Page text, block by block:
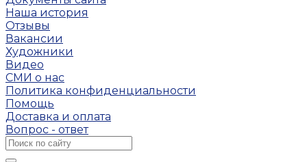
Наша история
Отзывы
Вакансии
Художники
Видео
СМИ о нас
Политика конфиденциальности
Помощь
Доставка и оплата
Вопрос - ответ